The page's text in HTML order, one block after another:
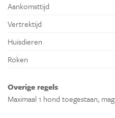
Aankomsttijd
Vertrektijd
Huisdieren
Roken
Overige regels
Maximaal 1 hond toegestaan,